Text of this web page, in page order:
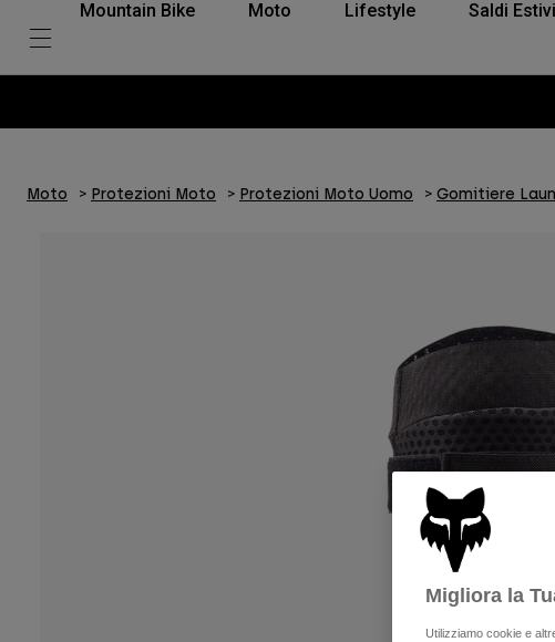
Mountain Bike Moto Lifestyle Saldi Estivi
Moto Protezioni Moto Protezioni Moto Uomo Gomitiere
Migliora la
Utilizziamo cookie e